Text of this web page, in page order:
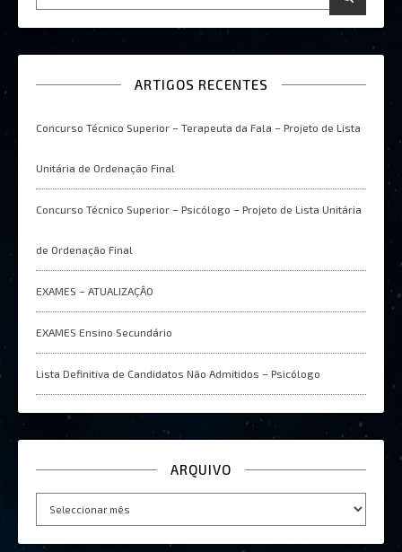
ARTIGOS RECENTES
Concurso Técnico Superior – Terapeuta da Fala – Projeto de Lista
Unitária de Ordenação Final
Concurso Técnico Superior – Psicólogo – Projeto de Lista Unitária
de Ordenação Final
EXAMES – ATUALIZAÇÂO
EXAMES Ensino Secundário
Lista Definitiva de Candidatos Não Admitidos – Psicólogo
ARQUIVO
Arquivo